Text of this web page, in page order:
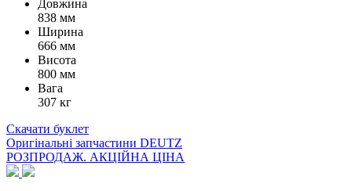
Довжина
838 мм
Ширина
666 мм
Висота
800 мм
Вага
307 кг
Скачати буклет
Оригінальні запчастини DEUTZ
РОЗПРОДАЖ. АКЦІЙНА ЦІНА